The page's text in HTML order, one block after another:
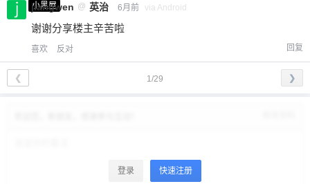
小黑屋
jiangwen @ 英治 6月前 via Android
谢谢分享楼主辛苦啦
喜欢 反对 回复
1/29
❮ ❯
登录 快速注册